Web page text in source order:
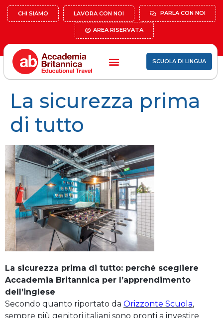
CHI SIAMO LAVORA CON NOI PARLA CON NOI
AREA RISERVATA
SCUOLA DI LINGUA
La sicurezza prima
di tutto
La sicurezza prima di tutto: perché scegliere
Accademia Britannica per l’apprendimento
dell’inglese
Secondo quanto riportato da Orizzonte Scuola,
sempre più genitori italiani sono pronti a investire